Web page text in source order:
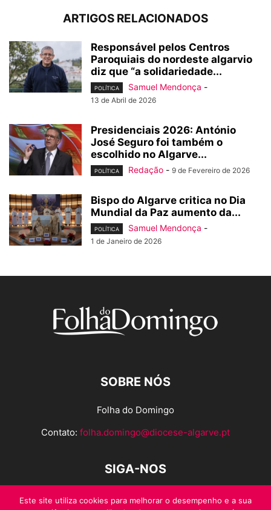
ARTIGOS RELACIONADOS
Responsável pelos Centros
Paroquiais do nordeste algarvio
diz que “a solidariedade...
POLÍTICA Samuel Mendonça -
13 de Abril de 2026
Presidenciais 2026: António
José Seguro foi também o
escolhido no Algarve...
POLÍTICA Redação - 9 de Fevereiro de 2026
Bispo do Algarve critica no Dia
Mundial da Paz aumento da...
POLÍTICA Samuel Mendonça -
1 de Janeiro de 2026
SOBRE NÓS
Folha do Domingo
Contato: folha.domingo@diocese-algarve.pt
SIGA-NOS
Este site utiliza cookies para melhorar o desempenho e a sua